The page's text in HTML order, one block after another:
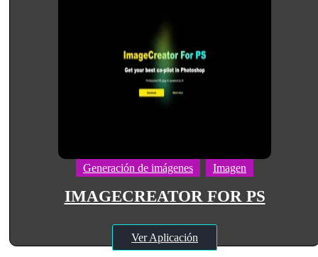
Generación de imágenes Imagen
IMAGECREATOR FOR PS
Ver Aplicación